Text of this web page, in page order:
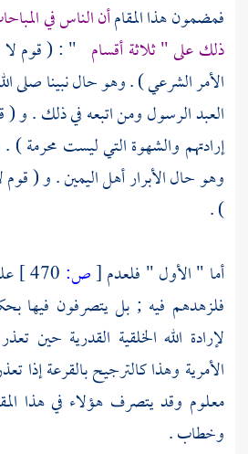
فمضمون هذا المقامأن الناس في
ذلك على " ثلاثة أقسام " : ( قوم لا
الأمر الشرعي ) . وهو حال نبينا صلى
العبد الرسول ومن اتبعه في ذلك . و
إرادتهم والشهوة التي ليست محرمة )
وهو حال الأبرار أهل اليمين . و ( قوم
) .
أما " الأول " فلعدم[ص:
فلزهدهم فيه ; بل يتصرفون فيها
لإرادة الله الخلقية القدرية حين
الأمرية وهذا كالترجيح بالقرعة
معلوم وقد يتصرف هؤلاء في هذا
وخطاب .